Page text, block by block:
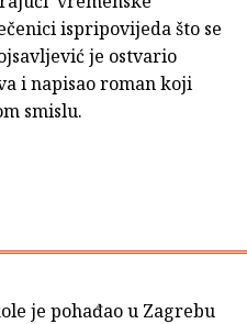
ispripovijeda što se
je ostvario
i napisao roman koji
smislu.
je pohađao u Zagrebu